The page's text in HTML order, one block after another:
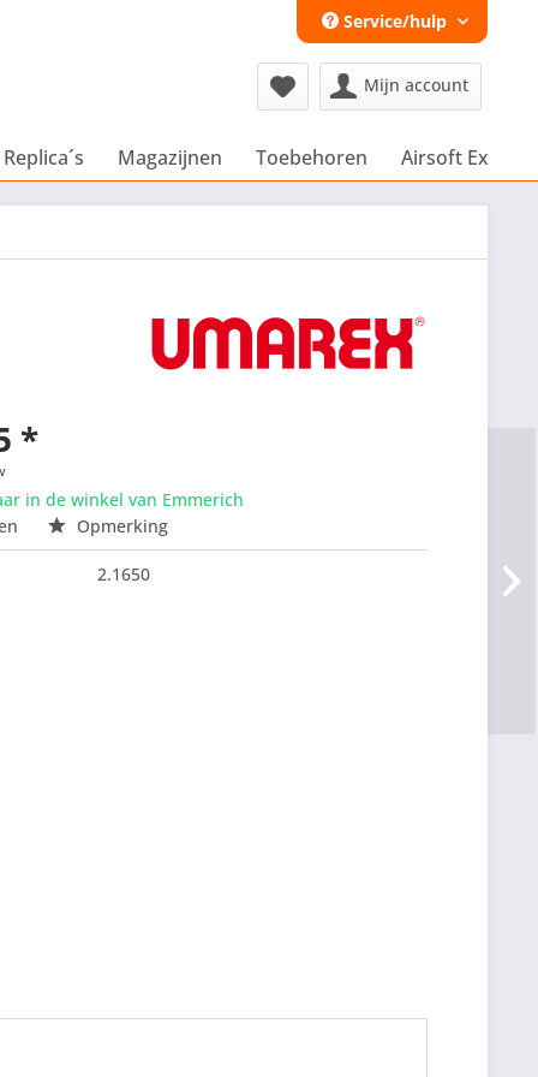
Service/hulp
Mijn account
Magazijnen Toebehoren Airsoft Extra´s
*
in de winkel van Emmerich
Opmerking
2.1650